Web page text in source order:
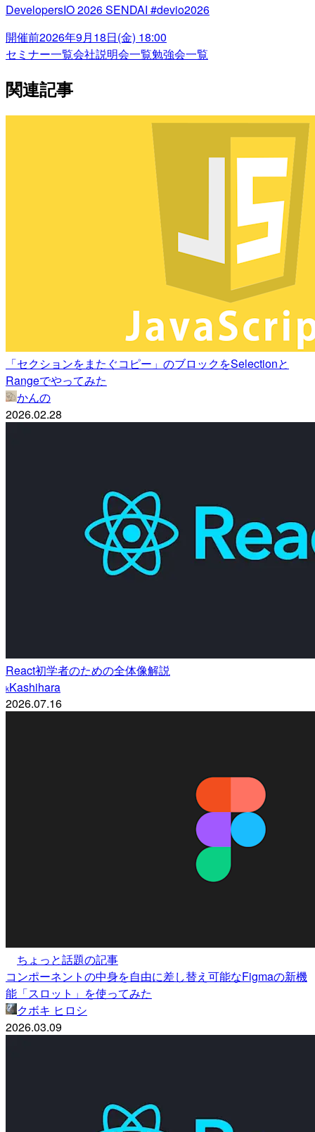
DevelopersIO 2026 SENDAI #devio2026
開催前2026年9月18日(金) 18:00
セミナー一覧会社説明会一覧勉強会一覧
関連記事
「セクションをまたぐコピー」のブロックをSelectionと
Rangeでやってみた
かんの
2026.02.28
React初学者のための全体像解説
kKashihara
2026.07.16
ちょっと話題の記事
コンポーネントの中身を自由に差し替え可能なFigmaの新機
能「スロット」を使ってみた
クボキ ヒロシ
2026.03.09